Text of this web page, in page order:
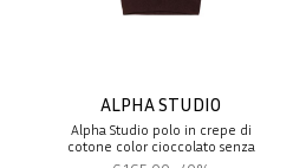
ALPHA STUDIO
Alpha Studio polo in crepe di
cotone color cioccolato senza
bottoni